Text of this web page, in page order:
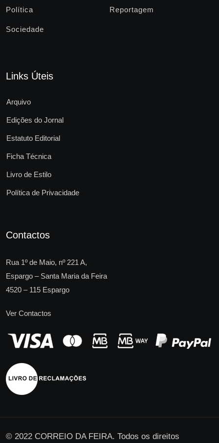
Política Reportagem
Sociedade
Links Úteis
Arquivo
Edições do Jornal
Estatuto Editorial
Ficha Técnica
Livro de Estilo
Política de Privacidade
Contactos
Rua 1º de Maio, nº 221 A,
Espargo – Santa Maria da Feira
4520 – 115 Espargo
Ver Contactos
© 2022 CORREIO DA FEIRA. Todos os direitos